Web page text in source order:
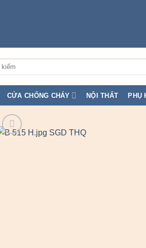
CỬA CHỐNG CHÁY NỘI THẤT PHỤ